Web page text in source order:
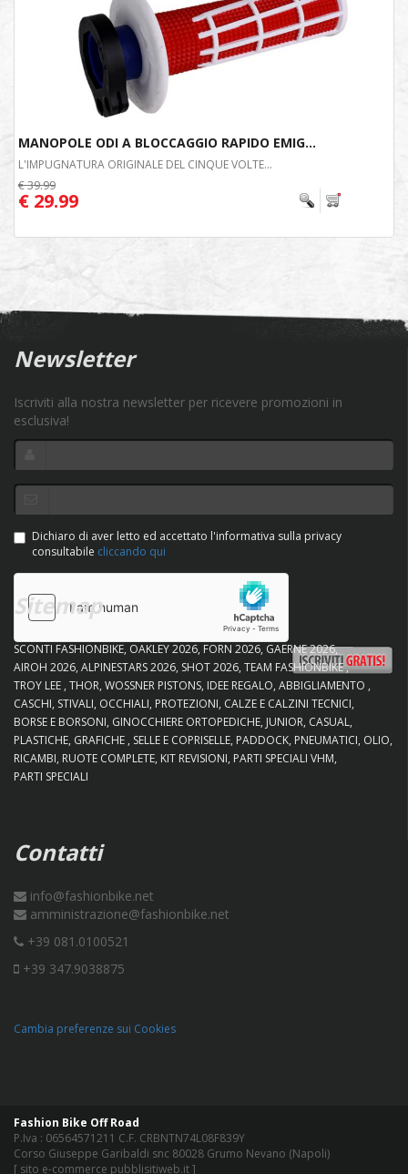
MANOPOLE ODI A BLOCCAGGIO RAPIDO EMIG...
L'IMPUGNATURA ORIGINALE DEL CINQUE VOLTE...
€ 39.99
€ 29.99
Newsletter
Iscriviti alla nostra newsletter per ricevere promozioni in
esclusiva!
Dichiaro di aver letto ed accettato l'informativa sulla privacy
consultabile cliccando qui
Sitemap
SCONTI FASHIONBIKE OAKLEY 2026 FORN 2026 GAERNE 2026
AIROH 2026 ALPINESTARS 2026 SHOT 2026 TEAM FASHIONBIKE
TROY LEE THOR WOSSNER PISTONS IDEE REGALO ABBIGLIAMENTO
CASCHI STIVALI OCCHIALI PROTEZIONI CALZE E CALZINI TECNICI
BORSE E BORSONI GINOCCHIERE ORTOPEDICHE JUNIOR CASUAL
PLASTICHE GRAFICHE SELLE E COPRISELLE PADDOCK PNEUMATICI OLIO
RICAMBI RUOTE COMPLETE KIT REVISIONI PARTI SPECIALI VHM
PARTI SPECIALI
Contatti
info@fashionbike.net
amministrazione@fashionbike.net
+39 081.0100521
+39 347.9038875
Cambia preferenze sui Cookies
Fashion Bike Off Road
P.Iva : 06564571211 C.F. CRBNTN74L08F839Y
Corso Giuseppe Garibaldi snc 80028 Grumo Nevano (Napoli)
[ sito e-commerce pubblisitiweb.it]